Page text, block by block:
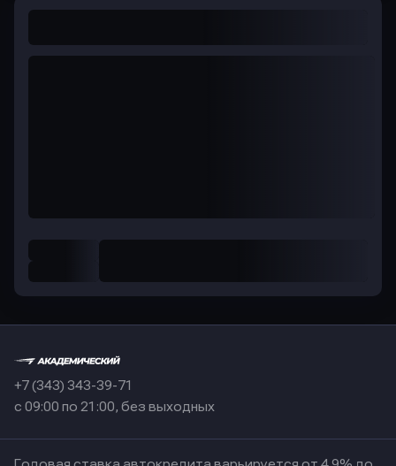
+7 (343) 343-39-71
с 09:00 по 21:00, без выходных